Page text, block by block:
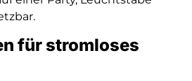
für stromloses